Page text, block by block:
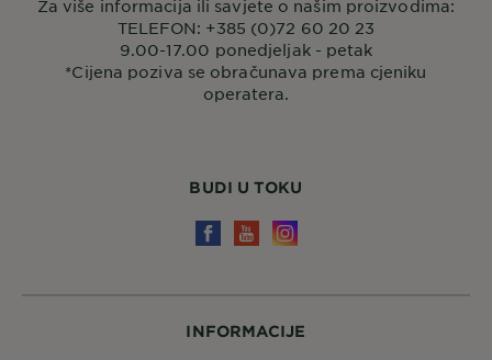
INFORMACIJE
BUDI U TOKU
Za više informacija ili savjete o našim proizvodima:
TELEFON: +385 (0)72 60 20 23
9.00-17.00 ponedjeljak - petak
*Cijena poziva se obračunava prema cjeniku
operatera.